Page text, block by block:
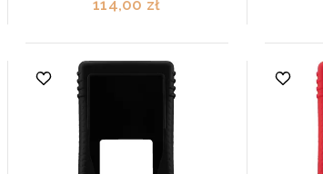
114,00 zł